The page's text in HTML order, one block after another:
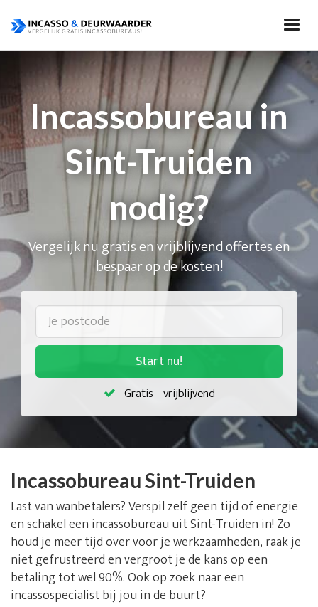
Incassobureau in
Sint-Truiden
nodig?
Vergelijk nu gratis en vrijblijvend offertes en
bespaar op de kosten!
Start nu!
Gratis - vrijblijvend
Incassobureau Sint-Truiden
Last van wanbetalers? Verspil zelf geen tijd of energie
en schakel een incassobureau uit Sint-Truiden in! Zo
houd je meer tijd over voor je werkzaamheden, raak je
niet gefrustreerd en vergroot je de kans op een
betaling tot wel 90%. Ook op zoek naar een
incassospecialist bij jou in de buurt?